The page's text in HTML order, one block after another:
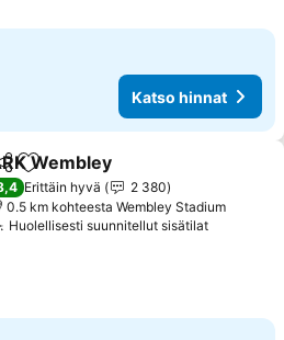
Katso hinnat
Lisää suosikkeihin
Wembley
Erittäin hyvä
2 380
0.5 km kohteesta Wembley Stadium
Huolellisesti suunnitellut sisätilatKatso